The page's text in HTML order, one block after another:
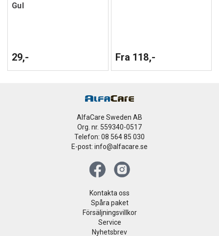
Gul
29,- Fra 118,-
AlfaCare Sweden AB
Org. nr. 559340-0517
Telefon: 08 564 85 030
E-post: info@alfacare.se
Kontakta oss
Spåra paket
Försäljningsvillkor
Service
Nyhetsbrev